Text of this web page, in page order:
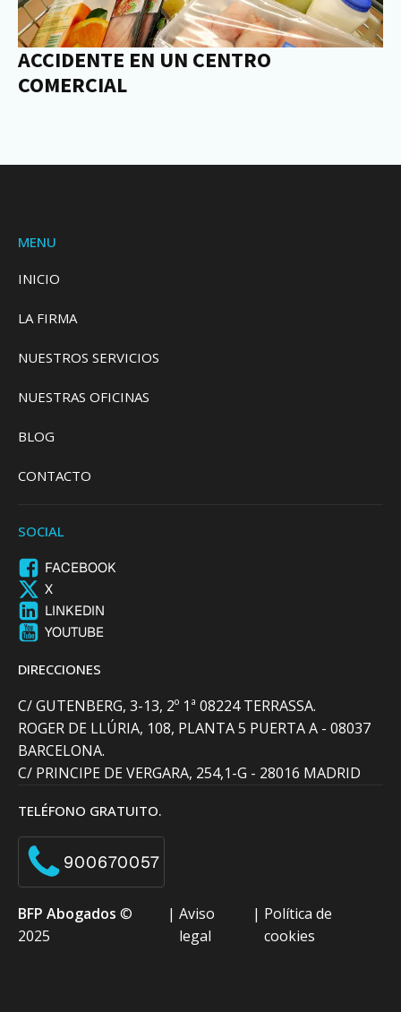
ACCIDENTE EN UN CENTRO
COMERCIAL
MENU
INICIO
LA FIRMA
NUESTROS SERVICIOS
NUESTRAS OFICINAS
BLOG
CONTACTO
SOCIAL
FACEBOOK
X
LINKEDIN
YOUTUBE
DIRECCIONES
C/ GUTENBERG, 3-13, 2º 1ª 08224 TERRASSA.
ROGER DE LLÚRIA, 108, PLANTA 5 PUERTA A - 08037
BARCELONA.
C/ PRINCIPE DE VERGARA, 254,1-G - 28016 MADRID
TELÉFONO GRATUITO.
900670057
BFP Abogados ©
2025
|Aviso
legal
| Política de
cookies